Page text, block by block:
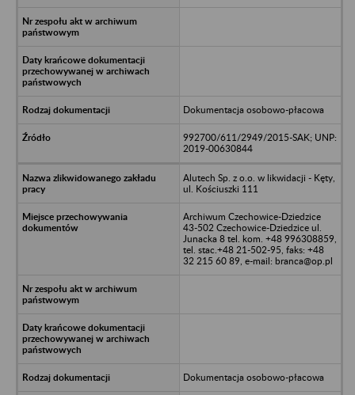
Dokumentacja osobowo-płacowa
992700/611/2949/2015-SAK; UNP:
2019-00630844
Alutech Sp. z o.o. w likwidacji - Kęty,
ul. Kościuszki 111
Archiwum Czechowice-Dziedzice
43-502 Czechowice-Dziedzice ul.
Junacka 8 tel. kom. +48 996308859,
tel. stac.+48 21-502-95, faks: +48
32 215 60 89, e-mail: branca@op.pl
Dokumentacja osobowo-płacowa